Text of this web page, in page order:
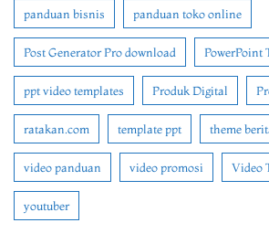
panduan bisnis panduan toko online
Post Generator Pro download PowerPoint
ppt video templates Produk Digital
ratakan.com template ppt theme
video panduan video promosi Video
youtuber